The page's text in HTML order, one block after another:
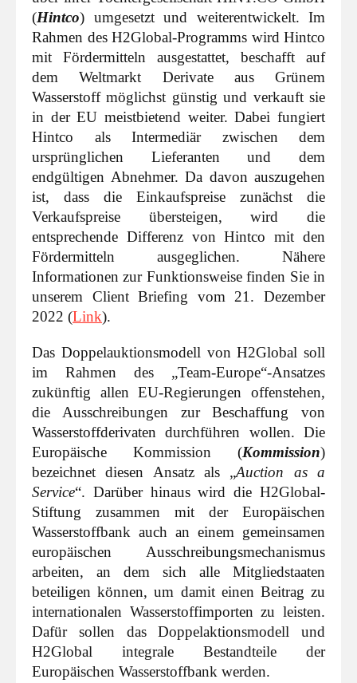
(Hintco) umgesetzt und weiterentwickelt. Im
Rahmen des H2Global-Programms wird Hintco
mit Fördermitteln ausgestattet, beschafft auf
dem Weltmarkt Derivate aus Grünem
Wasserstoff möglichst günstig und verkauft sie
in der EU meistbietend weiter. Dabei fungiert
Hintco als Intermediär zwischen dem
ursprünglichen Lieferanten und dem
endgültigen Abnehmer. Da davon auszugehen
ist, dass die Einkaufspreise zunächst die
Verkaufspreise übersteigen, wird die
entsprechende Differenz von Hintco mit den
Fördermitteln ausgeglichen. Nähere
Informationen zur Funktionsweise finden Sie in
unserem Client Briefing vom 21. Dezember
2022 (Link).
Das Doppelauktionsmodell von H2Global soll
im Rahmen des „Team-Europe“-Ansatzes
zukünftig allen EU-Regierungen offenstehen,
die Ausschreibungen zur Beschaffung von
Wasserstoffderivaten durchführen wollen. Die
Europäische Kommission (Kommission)
bezeichnet diesen Ansatz als „Auction as a
Service“. Darüber hinaus wird die H2Global-
Stiftung zusammen mit der Europäischen
Wasserstoffbank auch an einem gemeinsamen
europäischen Ausschreibungsmechanismus
arbeiten, an dem sich alle Mitgliedstaaten
beteiligen können, um damit einen Beitrag zu
internationalen Wasserstoffimporten zu leisten.
Dafür sollen das Doppelaktionsmodell und
H2Global integrale Bestandteile der
Europäischen Wasserstoffbank werden.